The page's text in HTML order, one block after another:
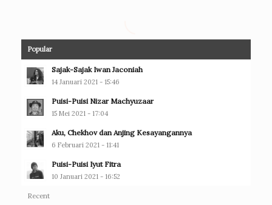
Popular
Sajak-Sajak Iwan Jaconiah
14 Januari 2021 - 15:46
Puisi-Puisi Nizar Machyuzaar
15 Mei 2021 - 17:04
Aku, Chekhov dan Anjing Kesayangannya
6 Februari 2021 - 11:41
Puisi-Puisi Iyut Fitra
10 Januari 2021 - 16:52
Recent